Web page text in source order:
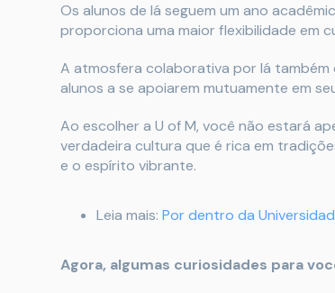
Os alunos de lá seguem um ano
proporciona uma maior flexibilidade em
A atmosfera colaborativa por lá
alunos a se apoiarem mutuamente em
Ao escolher a U of M, você não estará
verdadeira cultura que é rica em
e o espírito vibrante.
Leia mais: Por dentro da
Agora, algumas curiosidades para